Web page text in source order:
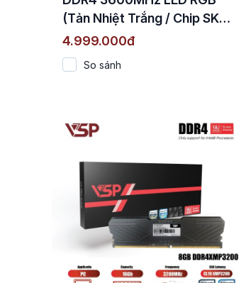
(Tản Nhiệt Trắng / Chip SK
Hynix CJR / CL18)
4.999.000đ
So sánh